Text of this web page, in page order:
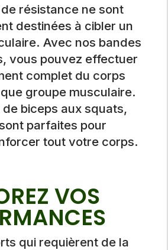
résistance ne sont
destinées à cibler un
Avec nos bandes
vous pouvez effectuer
complet du corps
groupe musculaire.
biceps aux squats,
parfaites pour
tout votre corps.
VOS
qui requièrent de la